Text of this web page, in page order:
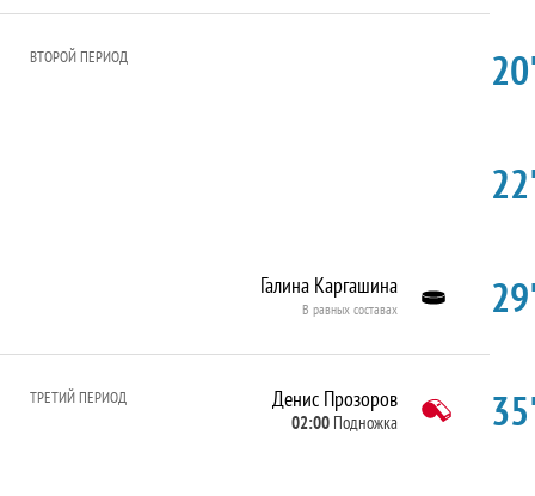
ВТОРОЙ ПЕРИОД
Галина Каргашина
В равных составах
ТРЕТИЙ ПЕРИОД Денис Прозоров
02:00 Подножка